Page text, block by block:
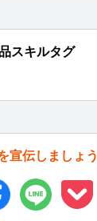
スキルタグ
宣伝しましょう